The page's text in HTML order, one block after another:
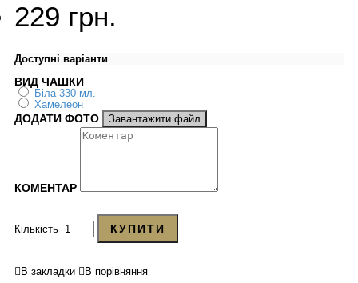
229 грн.
Доступні варіанти
ВИД ЧАШКИ
Біла 330 мл.
Хамелеон
ДОДАТИ ФОТО Завантажити файл
КОМЕНТАР
Кількість КУПИТИ
В закладки В порівняння